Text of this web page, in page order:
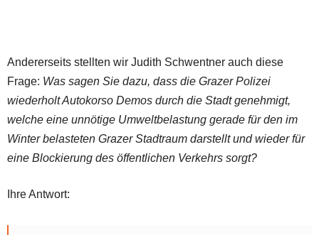
Andererseits stellten wir Judith Schwentner auch diese
Frage: Was sagen Sie dazu, dass die Grazer Polizei
wiederholt Autokorso Demos durch die Stadt genehmigt,
welche eine unnötige Umweltbelastung gerade für den im
Winter belasteten Grazer Stadtraum darstellt und wieder für
eine Blockierung des öffentlichen Verkehrs sorgt?
Ihre Antwort: